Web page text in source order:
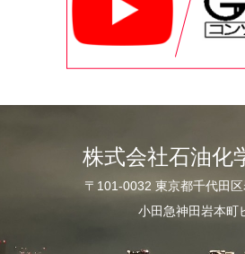
株式会社石油化
〒101-0032 東京都千代田
小田急神田岩本町